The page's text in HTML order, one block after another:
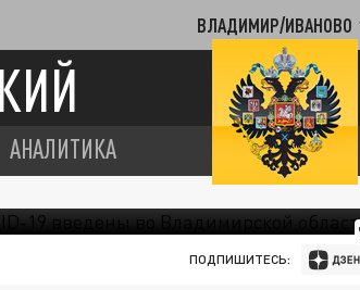
ВЛАДИМИР/ИВАНОВО
АНАЛИТИКА
ПОДПИШИТЕСЬ: